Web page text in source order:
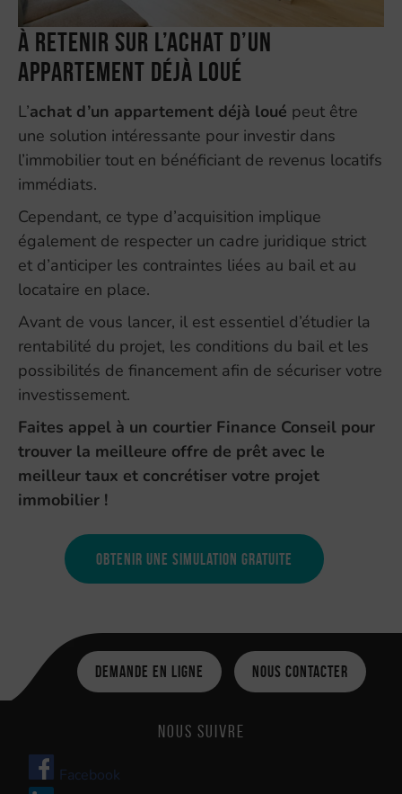
À retenir sur l’achat d’un
appartement déjà loué
L’achat d’un appartement déjà loué peut être
une solution intéressante pour investir dans
l’immobilier tout en bénéficiant de revenus locatifs
immédiats.
Cependant, ce type d’acquisition implique
également de respecter un cadre juridique strict
et d’anticiper les contraintes liées au bail et au
locataire en place.
Avant de vous lancer, il est essentiel d’étudier la
rentabilité du projet, les conditions du bail et les
possibilités de financement afin de sécuriser votre
investissement.
Faites appel à un courtier Finance Conseil pour
trouver la meilleure offre de prêt avec le
meilleur taux et concrétiser votre projet
immobilier !
Obtenir une simulation gratuite
Demande en ligne Nous contacter
Nous suivre
Facebook